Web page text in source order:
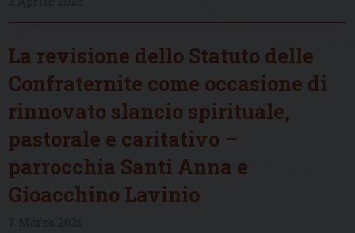
La revisione dello Statuto delle
Confraternite come occasione di
rinnovato slancio spirituale,
pastorale e caritativo –
parrocchia Santi Anna e
Gioacchino Lavinio